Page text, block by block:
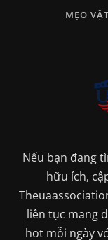
MẸO VẶT
Nếu bạn đang
hữu ích,
liên tục mang
hot mỗi ngày